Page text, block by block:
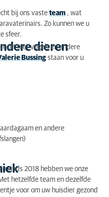
bij ons vaste team , wat
Zo kunnen we u
sfeer.
dieren
met vogels en andere
Bussing staan voor u
en andere
sinds 2018 hebben we onze
hetzelfde team en dezelfde
voor om uw huisdier gezond